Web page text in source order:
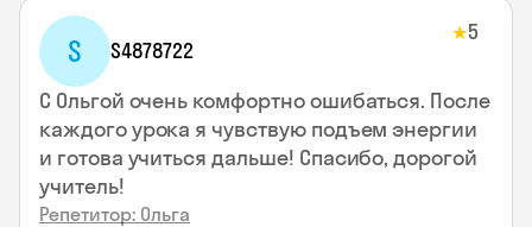
S S4878722
★5
С Ольгой очень комфортно ошибаться. После
каждого урока я чувствую подъем энергии
и готова учиться дальше! Спасибо, дорогой
учитель!
Репетитор: Ольга